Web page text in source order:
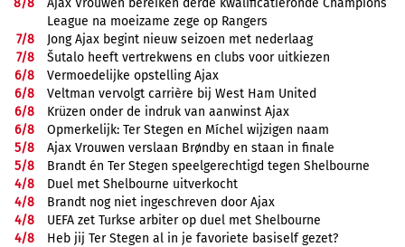
League na moeizame zege op Rangers
7/8
Jong Ajax begint nieuw seizoen met nederlaag
7/8
Šutalo heeft vertrekwens en clubs voor uitkiezen
6/8
Vermoedelijke opstelling Ajax
6/8
Veltman vervolgt carrière bij West Ham United
6/8
Krüzen onder de indruk van aanwinst Ajax
6/8
Opmerkelijk: Ter Stegen en Míchel wijzigen naam
5/8
Ajax Vrouwen verslaan Brøndby en staan in finale
5/8
Brandt én Ter Stegen speelgerechtigd tegen Shelbourne
4/8
Duel met Shelbourne uitverkocht
4/8
Brandt nog niet ingeschreven door Ajax
4/8
UEFA zet Turkse arbiter op duel met Shelbourne
4/8
Heb jij Ter Stegen al in je favoriete basiself gezet?